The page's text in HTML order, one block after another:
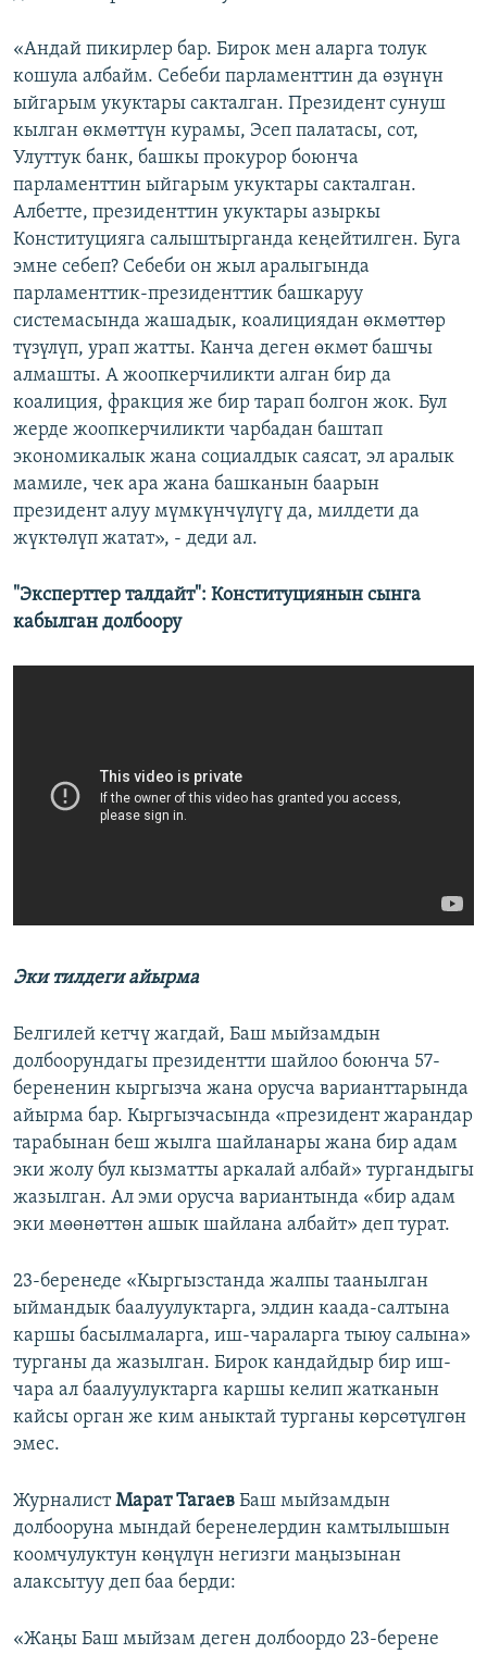
«Андай пикирлер бар. Бирок мен аларга толук
кошула албайм. Себеби парламенттин да өзүнүн
ыйгарым укуктары сакталган. Президент сунуш
кылган өкмөттүн курамы, Эсеп палатасы, сот,
Улуттук банк, башкы прокурор боюнча
парламенттин ыйгарым укуктары сакталган.
Албетте, президенттин укуктары азыркы
Конституцияга салыштырганда кеңейтилген. Буга
эмне себеп? Себеби он жыл аралыгында
парламенттик-президенттик башкаруу
системасында жашадык, коалициядан өкмөттөр
түзүлүп, урап жатты. Канча деген өкмөт башчы
алмашты. А жоопкерчиликти алган бир да
коалиция, фракция же бир тарап болгон жок. Бул
жерде жоопкерчиликти чарбадан баштап
экономикалык жана социалдык саясат, эл аралык
мамиле, чек ара жана башканын баарын
президент алуу мүмкүнчүлүгү да, милдети да
жүктөлүп жатат», - деди ал.
"Эксперттер талдайт": Конституциянын сынга
кабылган долбоору
Эки тилдеги айырма
Белгилей кетчү жагдай, Баш мыйзамдын
долбоорундагы президентти шайлоо боюнча 57-
берененин кыргызча жана орусча варианттарында
айырма бар. Кыргызчасында «президент жарандар
тарабынан беш жылга шайланары жана бир адам
эки жолу бул кызматты аркалай албай» тургандыгы
жазылган. Ал эми орусча вариантында «бир адам
эки мөөнөттөн ашык шайлана албайт» деп турат.
23-беренеде «Кыргызстанда жалпы таанылган
ыймандык баалуулуктарга, элдин каада-салтына
каршы басылмаларга, иш-чараларга тыюу салына»
турганы да жазылган. Бирок кандайдыр бир иш-
чара ал баалуулуктарга каршы келип жатканын
кайсы орган же ким аныктай турганы көрсөтүлгөн
эмес.
ЖурналистМарат Тагаев Баш мыйзамдын
долбооруна мындай беренелердин камтылышын
коомчулуктун көңүлүн негизги маңызынан
алаксытуу деп баа берди:
«Жаңы Баш мыйзам деген долбоордо 23-берене